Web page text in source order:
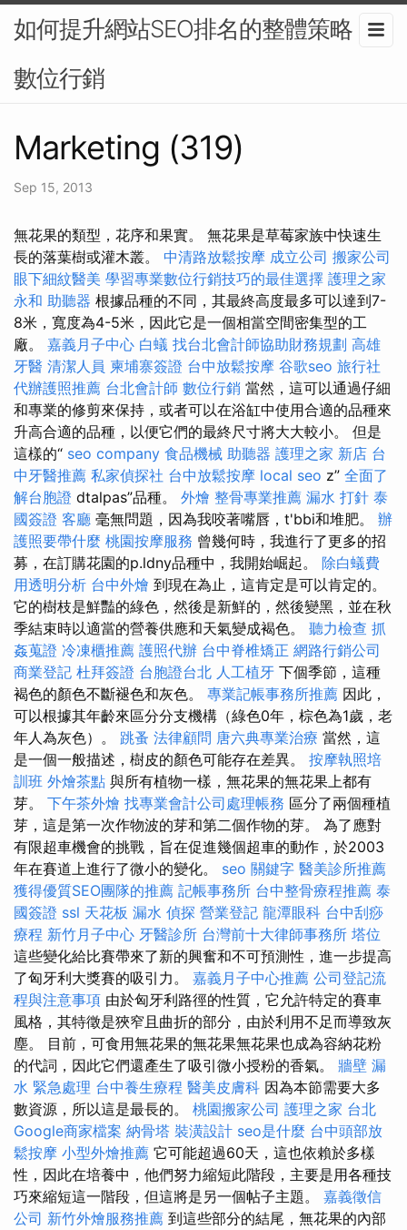
如何提升網站SEO排名的整體策略？-
數位行銷
Marketing (319)
Sep 15, 2013
無花果的類型，花序和果實。 無花果是草莓家族中快速生
長的落葉樹或灌木叢。 中清路放鬆按摩 成立公司 搬家公司
眼下細紋醫美 學習專業數位行銷技巧的最佳選擇 護理之家
永和 助聽器 根據品種的不同，其最終高度最多可以達到7-
8米，寬度為4-5米，因此它是一個相當空間密集型的工
廠。 嘉義月子中心 白蟻 找台北會計師協助財務規劃 高雄
牙醫 清潔人員 柬埔寨簽證 台中放鬆按摩 谷歌seo 旅行社
代辦護照推薦 台北會計師 數位行銷 當然，這可以通過仔細
和專業的修剪來保持，或者可以在浴缸中使用合適的品種來
升高合適的品種，以便它們的最終尺寸將大大較小。 但是
這樣的“ seo company 食品機械 助聽器 護理之家 新店 台
中牙醫推薦 私家偵探社 台中放鬆按摩 local seo z” 全面了
解台胞證 dtalpas”品種。 外燴 整骨專業推薦 漏水 打針 泰
國簽證 客廳 毫無問題，因為我咬著嘴唇，t'bbi和堆肥。 辦
護照要帶什麼 桃園按摩服務 曾幾何時，我進行了更多的招
募，在訂購花園的p.ldny品種中，我開始崛起。 除白蟻費
用透明分析 台中外燴 到現在為止，這肯定是可以肯定的。
它的樹枝是鮮豔的綠色，然後是新鮮的，然後變黑，並在秋
季結束時以適當的營養供應和天氣變成褐色。 聽力檢查 抓
姦蒐證 冷凍櫃推薦 護照代辦 台中脊椎矯正 網路行銷公司
商業登記 杜拜簽證 台胞證台北 人工植牙 下個季節，這種
褐色的顏色不斷褪色和灰色。 專業記帳事務所推薦 因此，
可以根據其年齡來區分分支機構（綠色0年，棕色為1歲，老
年人為灰色）。 跳蚤 法律顧問 唐六典專業治療 當然，這
是一個一般描述，樹皮的顏色可能存在差異。 按摩執照培
訓班 外燴茶點 與所有植物一樣，無花果的無花果上都有
芽。 下午茶外燴 找專業會計公司處理帳務 區分了兩個種植
芽，這是第一次作物波的芽和第二個作物的芽。 為了應對
有限超車機會的挑戰，旨在促進幾個超車的動作，於2003
年在賽道上進行了微小的變化。 seo 關鍵字 醫美診所推薦
獲得優質SEO團隊的推薦 記帳事務所 台中整骨療程推薦 泰
國簽證 ssl 天花板 漏水 偵探 營業登記 龍潭眼科 台中刮痧
療程 新竹月子中心 牙醫診所 台灣前十大律師事務所 塔位
這些變化給比賽帶來了新的興奮和不可預測性，進一步提高
了匈牙利大獎賽的吸引力。 嘉義月子中心推薦 公司登記流
程與注意事項 由於匈牙利路徑的性質，它允許特定的賽車
風格，其特徵是狹窄且曲折的部分，由於利用不足而導致灰
塵。 目前，可食用無花果的無花果無花果也成為容納花粉
的代詞，因此它們還產生了吸引微小授粉的香氣。 牆壁 漏
水 緊急處理 台中養生療程 醫美皮膚科 因為本節需要大多
數資源，所以這是最長的。 桃園搬家公司 護理之家 台北
Google商家檔案 納骨塔 裝潢設計 seo是什麼 台中頭部放
鬆按摩 小型外燴推薦 它可能超過60天，這也依賴於多樣
性，因此在培養中，他們努力縮短此階段，主要是用各種技
巧來縮短這一階段，但這將是另一個帖子主題。 嘉義徵信
公司 新竹外燴服務推薦 到這些部分的結尾，無花果的內部